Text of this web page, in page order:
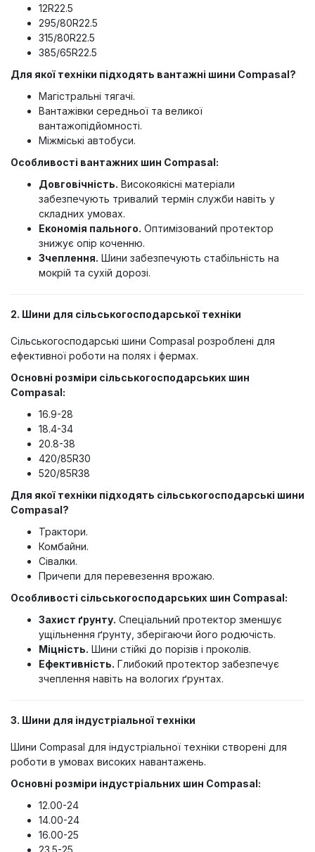
12R22.5
295/80R22.5
315/80R22.5
385/65R22.5
Для якої техніки підходять вантажні шини Compasal?
Магістральні тягачі.
Вантажівки середньої та великої
вантажопідйомності.
Міжміські автобуси.
Особливості вантажних шин Compasal:
Довговічність. Високоякісні матеріали
забезпечують тривалий термін служби навіть у
складних умовах.
Економія пального. Оптимізований протектор
знижує опір коченню.
Зчеплення. Шини забезпечують стабільність на
мокрій та сухій дорозі.
2. Шини для сільськогосподарської техніки
Сільськогосподарські шини Compasal розроблені для
ефективної роботи на полях і фермах.
Основні розміри сільськогосподарських шин
Compasal:
16.9-28
18.4-34
20.8-38
420/85R30
520/85R38
Для якої техніки підходять сільськогосподарські шини
Compasal?
Трактори.
Комбайни.
Сівалки.
Причепи для перевезення врожаю.
Особливості сільськогосподарських шин Compasal:
Захист ґрунту. Спеціальний протектор зменшує
ущільнення ґрунту, зберігаючи його родючість.
Міцність. Шини стійкі до порізів і проколів.
Ефективність. Глибокий протектор забезпечує
зчеплення навіть на вологих ґрунтах.
3. Шини для індустріальної техніки
Шини Compasal для індустріальної техніки створені для
роботи в умовах високих навантажень.
Основні розміри індустріальних шин Compasal:
12.00-24
14.00-24
16.00-25
23.5-25